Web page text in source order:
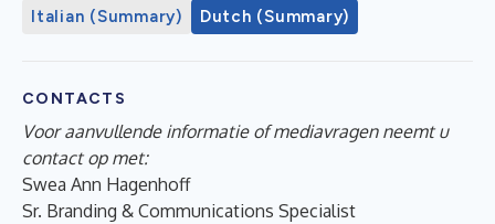
Italian (Summary) Dutch (Summary)
CONTACTS
Voor aanvullende informatie of mediavragen neemt u
contact op met:
Swea Ann Hagenhoff
Sr. Branding & Communications Specialist